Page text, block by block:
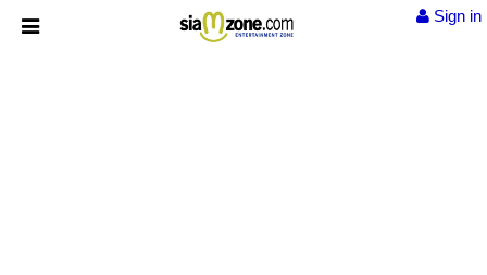
Sign in